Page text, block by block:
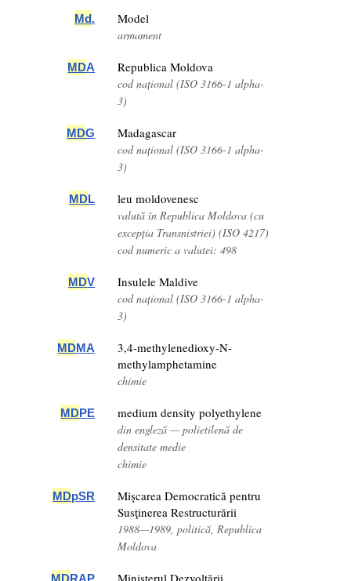
Md. Model
armament
MDA Republica Moldova
cod național (ISO 3166-1 alpha-
3)
MDG Madagascar
cod național (ISO 3166-1 alpha-
3)
MDL leu moldovenesc
valută în Republica Moldova (cu
excepția Transnistriei) (ISO 4217)
cod numeric a valutei: 498
MDV Insulele Maldive
cod național (ISO 3166-1 alpha-
3)
MDMA
3,4-methylenedioxy-N-
methylamphetamine
chimie
MDPE medium density polyethylene
din engleză — polietilenă de
densitate medie
chimie
MDpSR
Mişcarea Democratică pentru
Susţinerea Restructurării
1988—1989, politică, Republica
Moldova
MDRAP
Ministerul Dezvoltării